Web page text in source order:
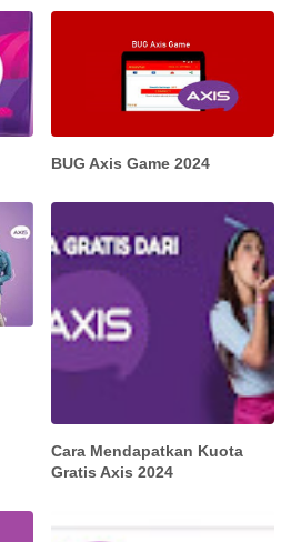
BUG Axis Game 2024
Cara Mendapatkan Kuota
Gratis Axis 2024